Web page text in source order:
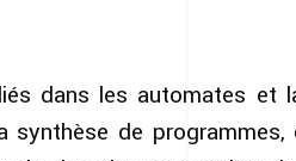
dans les automates et
synthèse de